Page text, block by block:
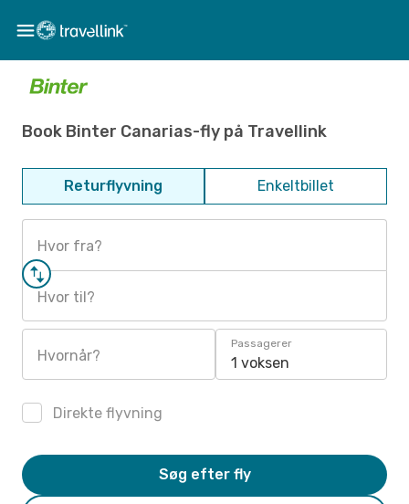
Book Binter Canarias-fly på Travellink
Returflyvning Enkeltbillet
Hvor fra?
Hvor til?
Hvornår?
Passagerer
1 voksen
Direkte flyvning
Søg efter fly